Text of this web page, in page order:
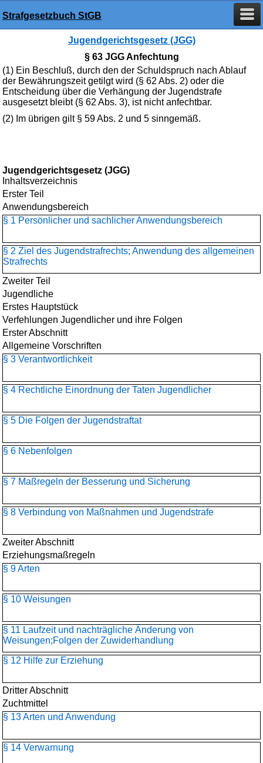
Strafgesetzbuch StGB
Jugendgerichtsgesetz (JGG)
§ 63 JGG Anfechtung
(1) Ein Beschluß, durch den der Schuldspruch nach Ablauf
der Bewährungszeit getilgt wird (§ 62 Abs. 2) oder die
Entscheidung über die Verhängung der Jugendstrafe
ausgesetzt bleibt (§ 62 Abs. 3), ist nicht anfechtbar.
(2) Im übrigen gilt § 59 Abs. 2 und 5 sinngemäß.
Jugendgerichtsgesetz (JGG)
Inhaltsverzeichnis
Erster Teil
Anwendungsbereich
§ 1 Persönlicher und sachlicher Anwendungsbereich
§ 2 Ziel des Jugendstrafrechts; Anwendung des allgemeinen
Strafrechts
Zweiter Teil
Jugendliche
Erstes Hauptstück
Verfehlungen Jugendlicher und ihre Folgen
Erster Abschnitt
Allgemeine Vorschriften
§ 3 Verantwortlichkeit
§ 4 Rechtliche Einordnung der Taten Jugendlicher
§ 5 Die Folgen der Jugendstraftat
§ 6 Nebenfolgen
§ 7 Maßregeln der Besserung und Sicherung
§ 8 Verbindung von Maßnahmen und Jugendstrafe
Zweiter Abschnitt
Erziehungsmaßregeln
§ 9 Arten
§ 10 Weisungen
§ 11 Laufzeit und nachträgliche Änderung von
Weisungen;Folgen der Zuwiderhandlung
§ 12 Hilfe zur Erziehung
Dritter Abschnitt
Zuchtmittel
§ 13 Arten und Anwendung
§ 14 Verwarnung